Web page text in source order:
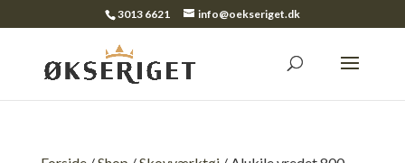
3013 6621 info@oekseriget.dk